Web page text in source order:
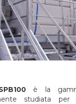
è la
studiata